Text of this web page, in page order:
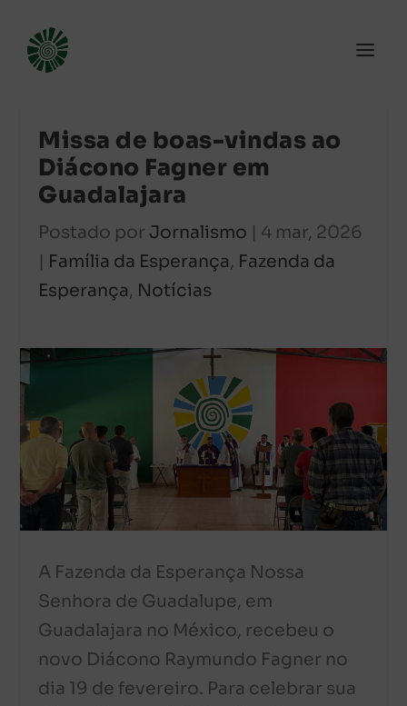
Missa de boas-vindas ao
Diácono Fagner em
Guadalajara
Postado por Jornalismo | 4 mar, 2026
| Família da Esperança, Fazenda da
Esperança, Notícias
A Fazenda da Esperança Nossa
Senhora de Guadalupe, em
Guadalajara no México, recebeu o
novo Diácono Raymundo Fagner no
dia 19 de fevereiro. Para celebrar sua